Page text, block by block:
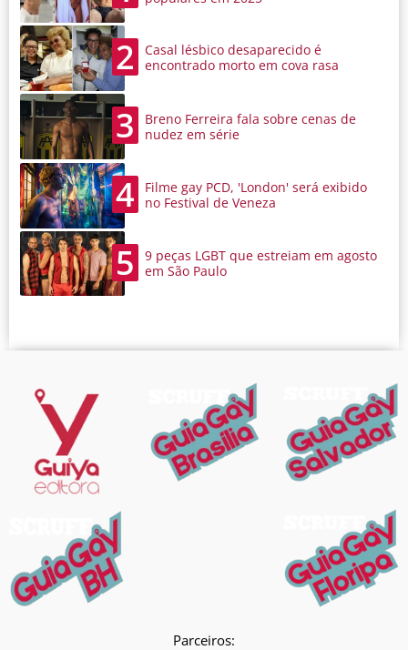
2
Casal lésbico desaparecido é
encontrado morto em cova rasa
3
Breno Ferreira fala sobre cenas de
nudez em série
4
Filme gay PCD, 'London' será exibido
no Festival de Veneza
5
9 peças LGBT que estreiam em agosto
em São Paulo
Parceiros: